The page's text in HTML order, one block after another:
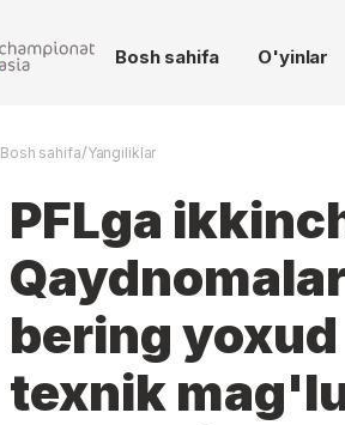
Bosh sahifa O'yinlar
Bosh sahifa/Yangiliklar
PFLga
bering
texnik